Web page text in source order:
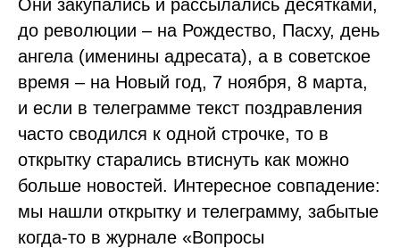
Они закупались и рассылались десятками,
до революции – на Рождество, Пасху, день
ангела (именины адресата), а в советское
время – на Новый год, 7 ноября, 8 марта,
и если в телеграмме текст поздравления
часто сводился к одной строчке, то в
открытку старались втиснуть как можно
больше новостей. Интересное совпадение:
мы нашли открытку и телеграмму, забытые
когда-то в журнале «Вопросы